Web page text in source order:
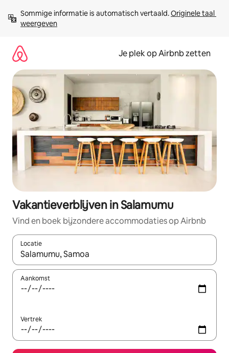
direct
naar
Sommige informatie is automatisch vertaald. Originele taal
weergeven
Je plek op Airbnb zetten
Vakantieverblijven in Salamumu
Vind en boek bijzondere accommodaties op Airbnb
Locatie
Wanneer er resultaten beschikbaar zijn, maak je een keuze
Aankomst
Vertrek